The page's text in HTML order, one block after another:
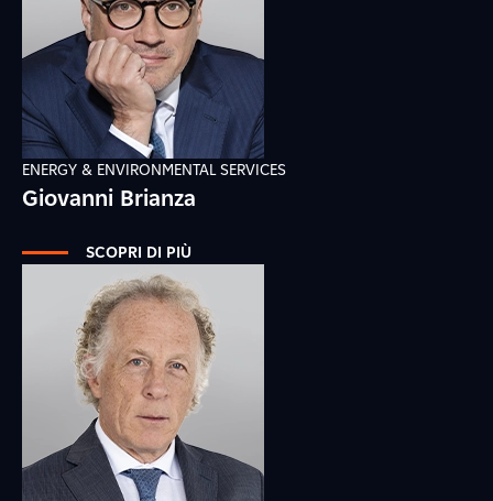
ENERGY & ENVIRONMENTAL SERVICES
Giovanni Brianza
SCOPRI DI PIÙ